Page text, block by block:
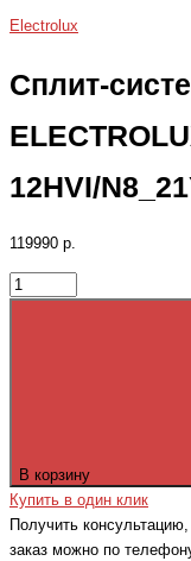
Electrolux
Сплит-
12HVI/
119990 р.
В корзину
Купить в один клик
Получить
заказ можно по